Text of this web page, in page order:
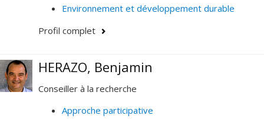
Environnement et développement durable
Profil complet
HERAZO, Benjamin
Conseiller à la recherche
Approche participative